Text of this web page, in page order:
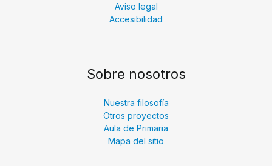
Aviso legal
Accesibilidad
Sobre nosotros
Nuestra filosofía
Otros proyectos
Aula de Primaria
Mapa del sitio